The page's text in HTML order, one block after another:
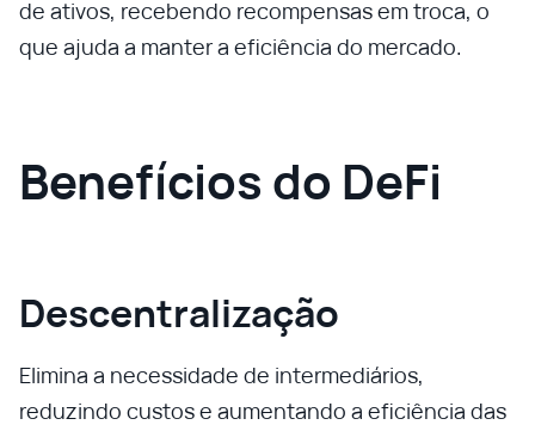
de ativos, recebendo recompensas em troca, o
que ajuda a manter a eficiência do mercado.
Benefícios do DeFi
Descentralização
Elimina a necessidade de intermediários,
reduzindo custos e aumentando a eficiência das